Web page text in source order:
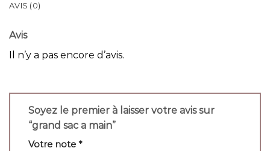
AVIS (0)
Avis
Il n’y a pas encore d’avis.
Soyez le premier à laisser votre avis sur
“grand sac a main”
Votre note *